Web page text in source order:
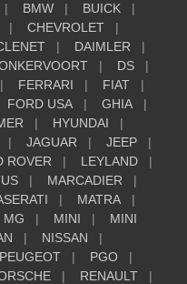
BMW
BUICK
CHEVROLET
DAIMLER
DS
FERRARI
FIAT
FORD USA
GHIA
HYUNDAI
JAGUAR
JEEP
ROVER
LEYLAND
MARCADIER
MATRA
MG MINI
MINI
NISSAN
PEUGEOT
PGO
RENAULT